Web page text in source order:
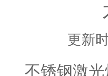
更新
不锈钢激